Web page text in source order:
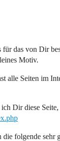
das von Dir
Motiv.
alle Seiten im
Dir diese
folgende sehr